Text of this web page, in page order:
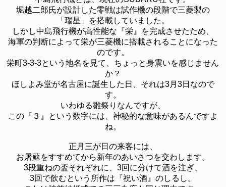
堀越二郎氏が設計した零戦は試作機の段階で三菱製の
「瑞星」を搭載していました。
しかし中島飛行機が高性能な『栄』を完成させたため、
海軍の判断によって栄が三菱機に搭載されることになった
のです。
栄町3-3-3という地名を見て、ちょっと身震いを感じません
か？
ほしよみ堂が名古屋に誕生した日、それは3月3日なので
す。
いわゆる雛祭りなんですが、
この『３』という数字には、神秘的な意味があるんですよ
ね。
正月三が日の来客には、
お屠蘇をすすめてから新年のあいさつを交わします。
3段重ねの盃それぞれに、3回に分けて酒を注ぎ、
3回で飲むという所作は『祝い酒』のしるし。